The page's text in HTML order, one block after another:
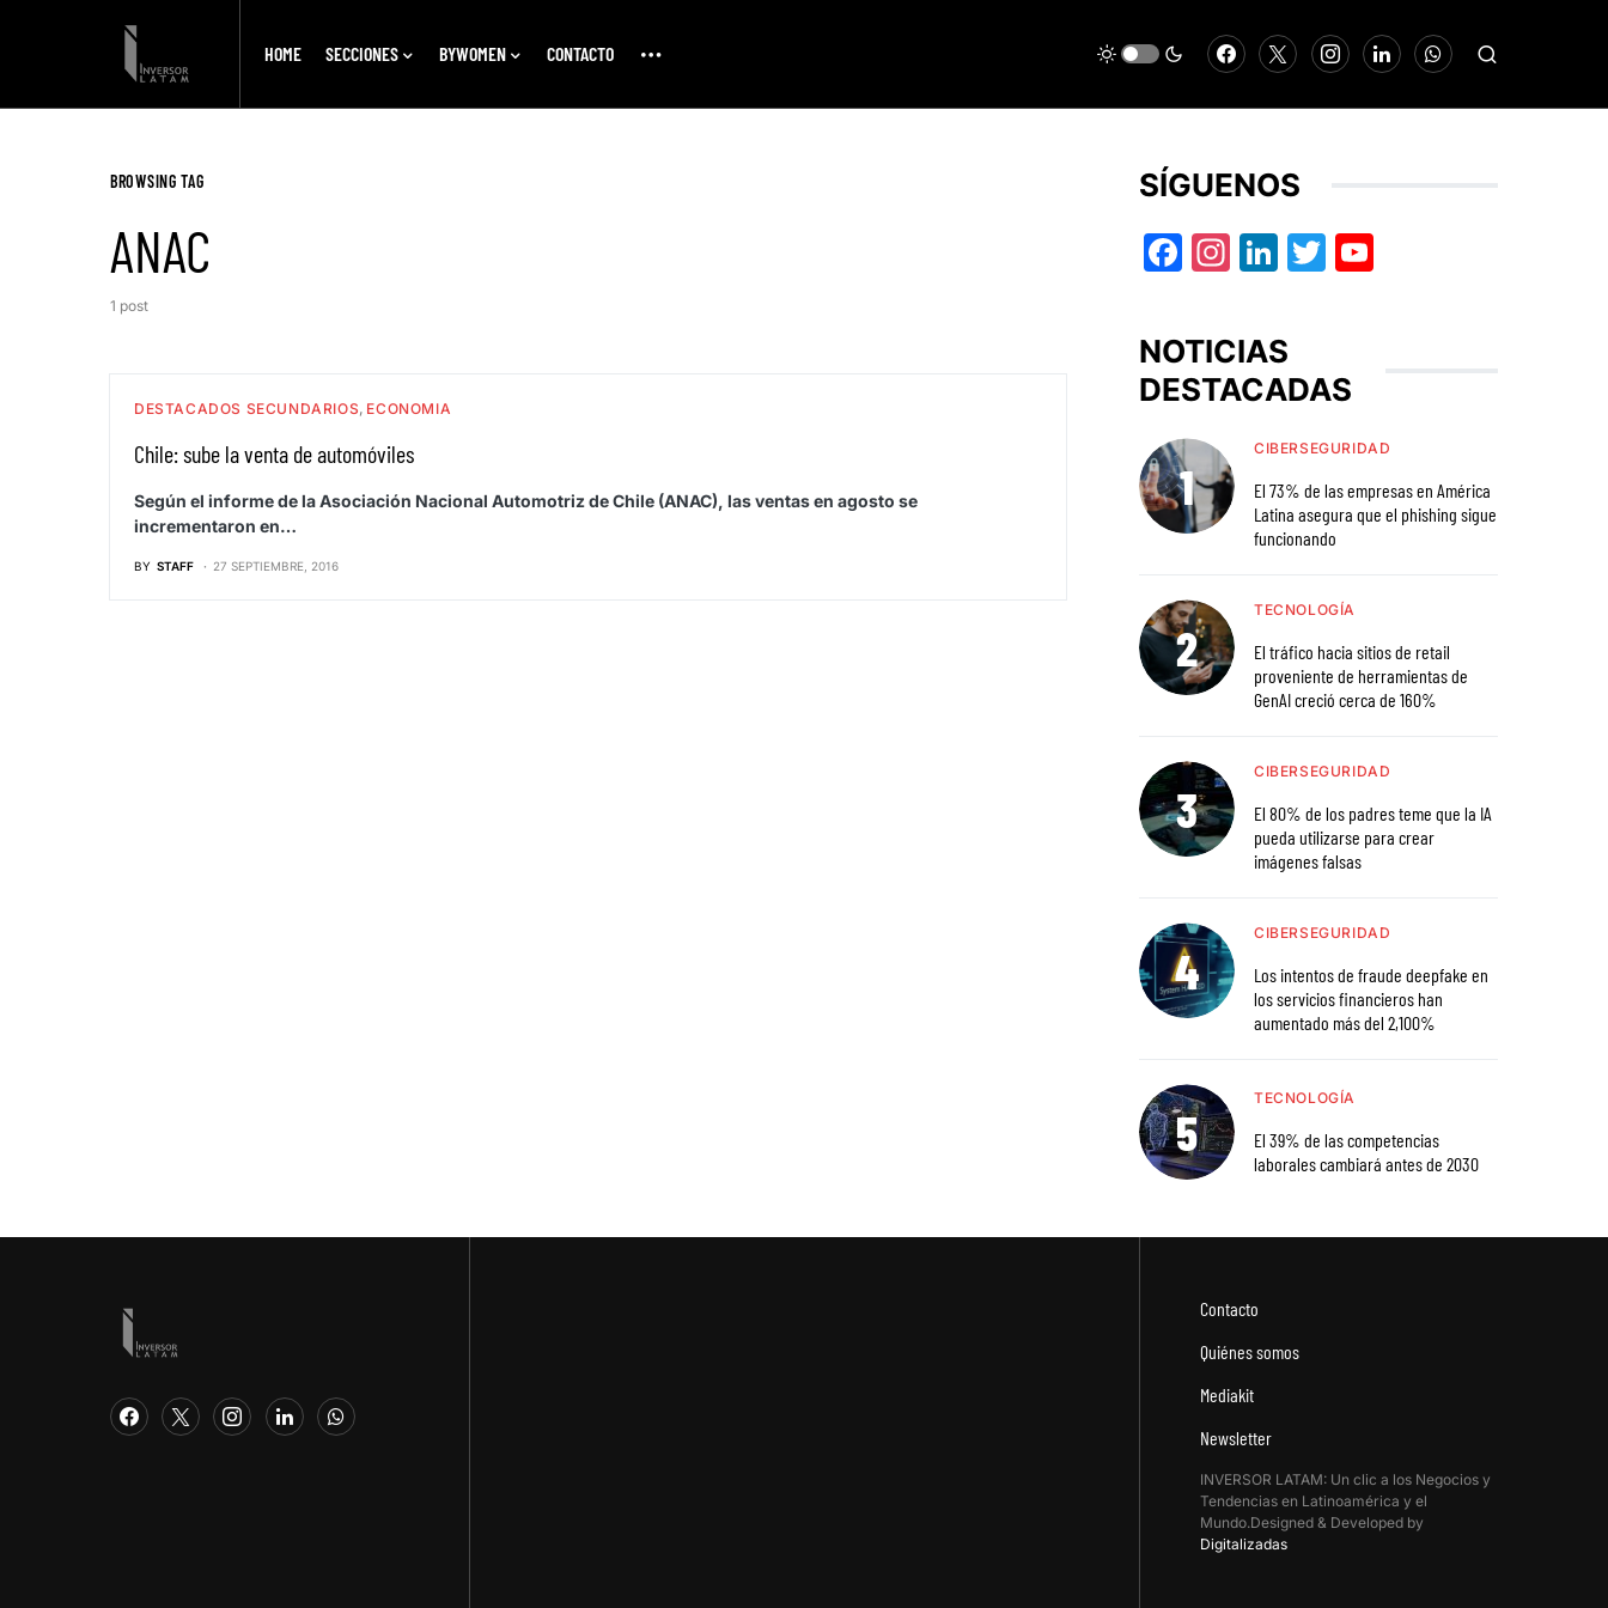
HOME SECCIONES BYWOMEN CONTACTO
BROWSING TAG
ANAC
1 post
DESTACADOS SECUNDARIOS ECONOMIA
Chile: sube la venta de automóviles
Según el informe de la Asociación Nacional Automotriz de Chile (ANAC), las ventas en agosto se
incrementaron en…
BY STAFF 27 SEPTIEMBRE, 2016
SÍGUENOS
Facebook
Instagram
LinkedIn
Twitter
NOTICIAS
DESTACADAS
CIBERSEGURIDAD
El 73% de las empresas en América
Latina asegura que el phishing sigue
funcionando
TECNOLOGÍA
El tráfico hacia sitios de retail
proveniente de herramientas de
GenAI creció cerca de 160%
CIBERSEGURIDAD
El 80% de los padres teme que la IA
pueda utilizarse para crear
imágenes falsas
CIBERSEGURIDAD
Los intentos de fraude deepfake en
los servicios financieros han
aumentado más del 2,100%
TECNOLOGÍA
El 39% de las competencias
laborales cambiará antes de 2030
Contacto
Quiénes somos
Mediakit
Newsletter
INVERSOR LATAM: Un clic a los Negocios y
Tendencias en Latinoamérica y el
Mundo.Designed & Developed by
Digitalizadas